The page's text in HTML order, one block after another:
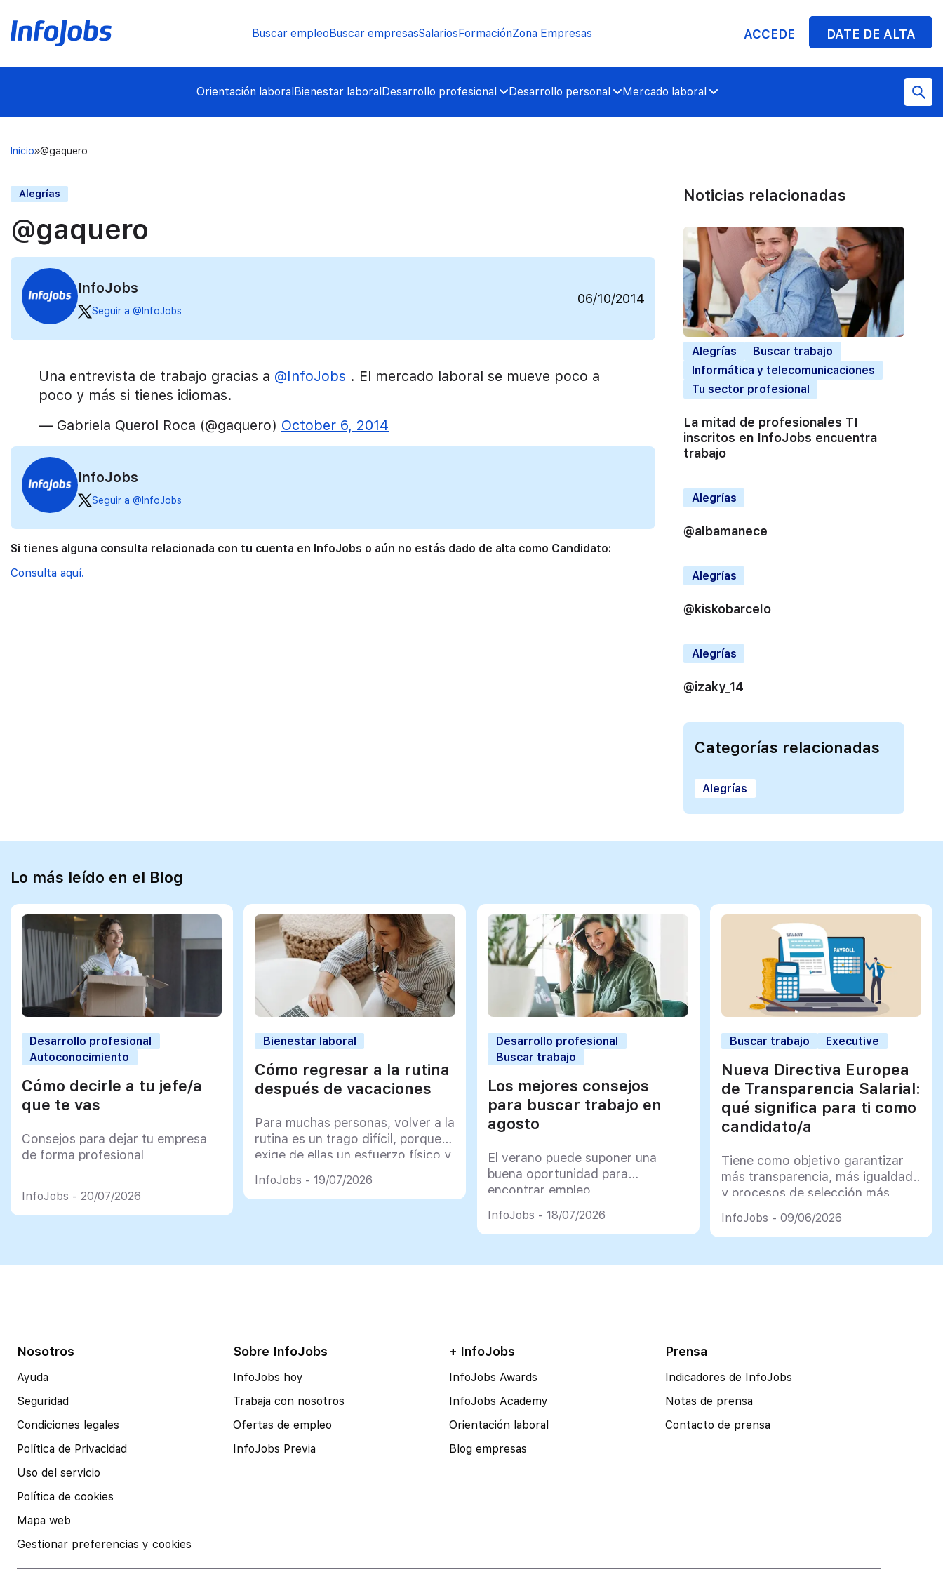
Buscar empleoBuscar empresasSalariosFormaciónZona Empresas ACCEDE DATE DE ALTA
Orientación laboralBienestar laboralDesarrollo profesional Desarrollo personal Mercado laboral
Inicio @gaquero
Alegrías
@gaquero
InfoJobs
Seguir a @InfoJobs
06/10/2014
Una entrevista de trabajo gracias a @InfoJobs . El mercado laboral se mueve poco a
poco y más si tienes idiomas.
— Gabriela Querol Roca (@gaquero) October 6, 2014
InfoJobs
Seguir a @InfoJobs
Si tienes alguna consulta relacionada con tu cuenta en InfoJobs o aún no estás dado de alta como Candidato:
Consulta aquí.
Noticias relacionadas
Alegrías
Buscar trabajo
Informática y telecomunicaciones
Tu sector profesional
La mitad de profesionales TI
inscritos en InfoJobs encuentra
trabajo
Alegrías
@albamanece
Alegrías
@kiskobarcelo
Alegrías
@izaky_14
Categorías relacionadas
Alegrías
Lo más leído en el Blog
Desarrollo profesional
Autoconocimiento
Cómo decirle a tu jefe/a
que te vas
Consejos para dejar tu empresa
de forma profesional
InfoJobs - 20/07/2026
Bienestar laboral
Cómo regresar a la rutina
después de vacaciones
Para muchas personas, volver a la
rutina es un trago difícil, porque
exige de ellas un esfuerzo físico y
InfoJobs - 19/07/2026
Desarrollo profesional
Buscar trabajo
Los mejores consejos
para buscar trabajo en
agosto
El verano puede suponer una
buena oportunidad para
encontrar empleo
InfoJobs - 18/07/2026
Buscar trabajo Executive
Nueva Directiva Europea
de Transparencia Salarial:
qué significa para ti como
candidato/a
Tiene como objetivo garantizar
más transparencia, más igualdad
y procesos de selección más
InfoJobs - 09/06/2026
Nosotros
Ayuda
Seguridad
Condiciones legales
Política de Privacidad
Uso del servicio
Política de cookies
Mapa web
Gestionar preferencias y cookies
Sobre InfoJobs
InfoJobs hoy
Trabaja con nosotros
Ofertas de empleo
InfoJobs Previa
+ InfoJobs
InfoJobs Awards
InfoJobs Academy
Orientación laboral
Blog empresas
Prensa
Indicadores de InfoJobs
Notas de prensa
Contacto de prensa